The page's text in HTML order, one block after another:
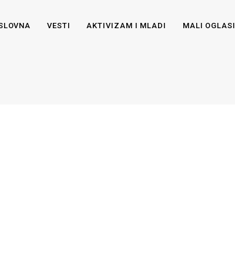
VESTI AKTIVIZAM I MLADI MALI OGLASI